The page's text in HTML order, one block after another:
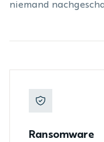
niemand
Ransomware